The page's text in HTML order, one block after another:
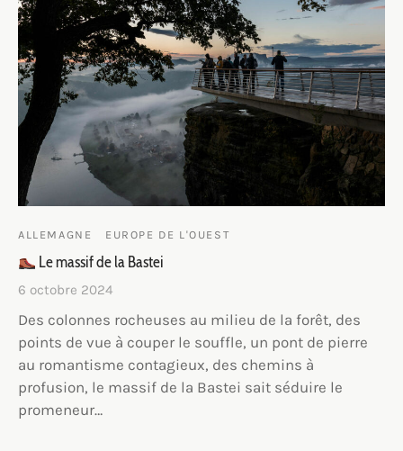
ALLEMAGNE EUROPE DE L'OUEST
Le massif de la Bastei
6 octobre 2024
Des colonnes rocheuses au milieu de la forêt, des
points de vue à couper le souffle, un pont de pierre
au romantisme contagieux, des chemins à
profusion, le massif de la Bastei sait séduire le
promeneur…